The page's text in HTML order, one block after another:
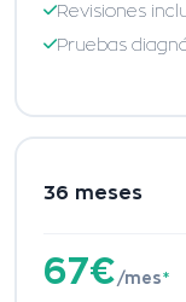
Revisiones
Pruebas
36 meses
67€ /mes*